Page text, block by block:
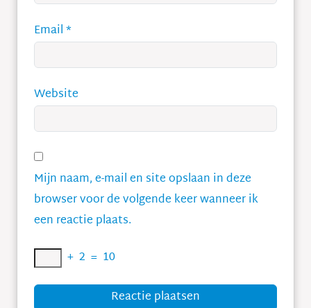
Email*
Website
Mijn naam, e-mail en site opslaan in deze
browser voor de volgende keer wanneer ik
een reactie plaats.
+ 2 = 10
Reactie plaatsen